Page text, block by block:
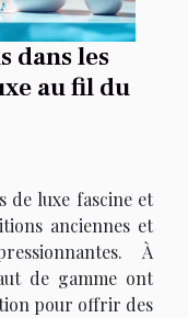
dans les
au fil du
de luxe fascine et
anciennes et
À
de gamme ont
pour offrir des